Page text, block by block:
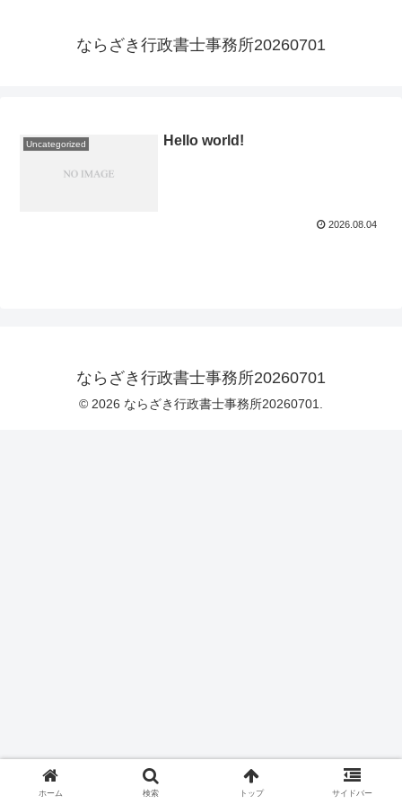
ならざき行政書士事務所20260701
Uncategorized Hello world!
2026.08.04
ならざき行政書士事務所20260701
© 2026 ならざき行政書士事務所20260701.
ホーム 検索 トップ サイドバー